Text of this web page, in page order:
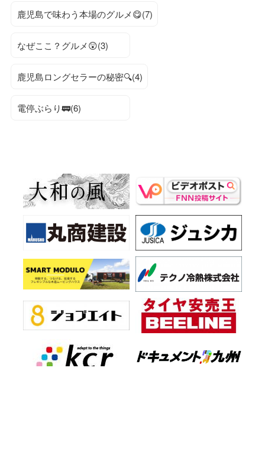
鹿児島で味わう本場のグルメ😋(7)
なぜここ？グルメ😲(3)
鹿児島ロングセラーの秘密🔍(4)
電停ぶらり🚃(6)